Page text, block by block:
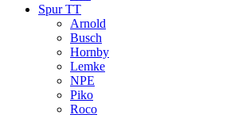
Spur TT
Arnold
Busch
Hornby
Lemke
NPE
Piko
Roco